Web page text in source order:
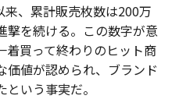
、累計販売枚数は200万
撃を続ける。この数字が意
着買って終わりのヒット商
価値が認められ、ブランド
いう事実だ。